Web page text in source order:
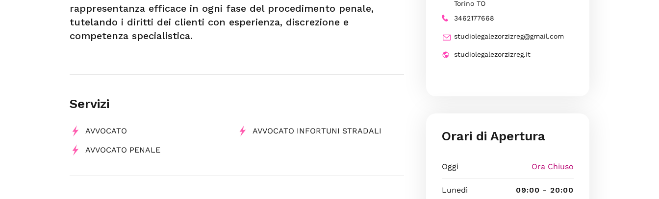
rappresentanza efficace in ogni fase del procedimento penale,
tutelando i diritti dei clienti con esperienza, discrezione e
competenza specialistica.
Servizi
AVVOCATO AVVOCATO INFORTUNI STRADALI
AVVOCATO PENALE
Torino TO
3462177668
studiolegalezorzizreg@gmail.com
studiolegalezorzizreg.it
Orari di Apertura
Oggi Ora Chiuso
Lunedì 09:00 - 20:00